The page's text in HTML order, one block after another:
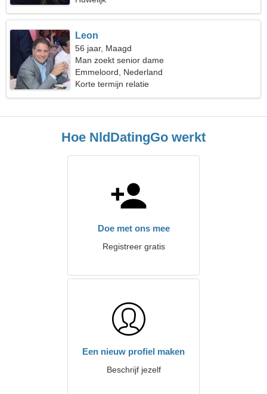
Leon
56 jaar, Maagd
Man zoekt senior dame
Emmeloord, Nederland
Korte termijn relatie
Hoe NldDatingGo werkt
Doe met ons mee
Registreer gratis
Een nieuw profiel maken
Beschrijf jezelf